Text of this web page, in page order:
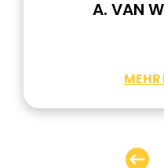
A. VAN
MEHR